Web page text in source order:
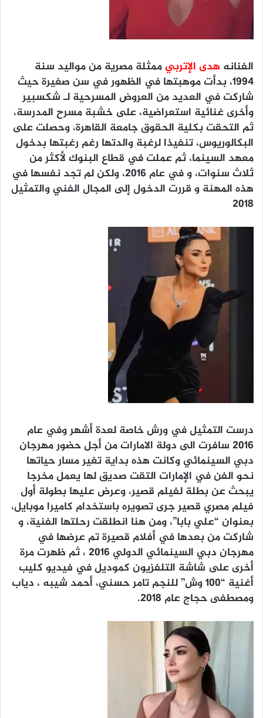
الفنانه هدى الإتربيممثلة مصرية من مواليد سنة
١٩٩٤، بدأت موهبتها في الظهور في سن صغيرة حيث
شاركت في العديد من العروض المسرحية لـ شكسبير
وأخرى غنائية استعراضية، على خشبة مسرح المدرسة،
ثم التحقت بكلية الحقوق جامعة القاهرة، وحصلت على
البكالوريوس، تنفيذا لرغبة والدتها رغم رغبتها بدخول
معهد السينما، ثم عملت في قطاع البنوك لأكثر من
ثلاث سنوات، و في عام ٢٠١٦، ولكن لم تجد نفسها في
هذه المهنة و قررت الدخول إلى المجال الفني والتمثيل
٢٠١٨
درست التمثيل في ورش خاصة لعدة أشهر وفي عام
٢٠١٦ سافرت الى دولة الامارات من أجل حضور مهرجان
دبي السينمائي وكانت هذه بداية تغير مسار حياتها
نحو الفن في الإمارات التقت صديق لها يعمل مخرجا
يبحث عن بطلة لفيلم قصير، وعرض عليها بطولة أول
فيلم مصري قصير جرى تصويره باستخدام كاميرا موبايل،
بعنوان “علي بابا”، ومن هنا انطلقت رحلتها الفنية، و
شاركت من بعدها في أفلام قصيرة تم عرضها في
مهرجان دبي السينمائي الدولي ٢٠١٦ ، ثم ظهرت مرة
أخرى على شاشة التلفزيون كموديل في فيديو كليب
أغنية “١٠٠ وش” للنجم تامر حسني، أحمد شيبه ، دياب
ومصطفى حجاج عام ٢٠١٨.